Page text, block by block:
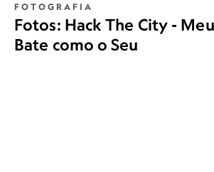
FOTOGRAFIA
Fotos: Hack The City -
Bate como o Seu